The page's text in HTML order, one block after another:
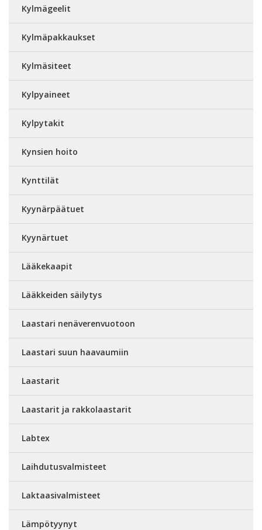
Kylmägeelit
Kylmäpakkaukset
Kylmäsiteet
Kylpyaineet
Kylpytakit
Kynsien hoito
Kynttilät
Kyynärpäätuet
Kyynärtuet
Lääkekaapit
Lääkkeiden säilytys
Laastari nenäverenvuotoon
Laastari suun haavaumiin
Laastarit
Laastarit ja rakkolaastarit
Labtex
Laihdutusvalmisteet
Laktaasivalmisteet
Lämpötyynyt